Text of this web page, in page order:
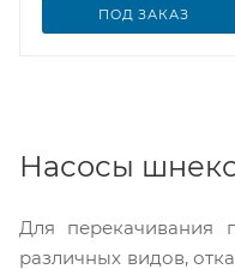
ПОД ЗАКАЗ
Насосы
Для перекачивания
различных видов,